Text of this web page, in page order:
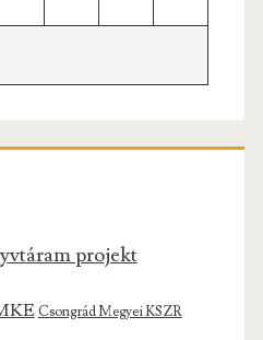
projekt
Csongrád Megyei KSZR